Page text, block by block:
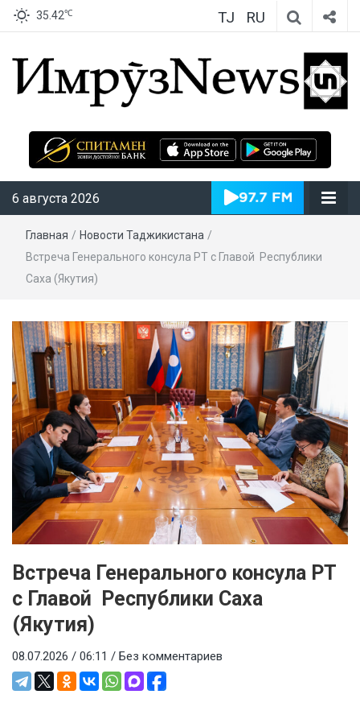
35.42℃ TJ RU
ИмрӯзNews
6 августа 2026
Главная / Новости Таджикистана /
Встреча Генерального консула РТ с Главой Республики
Саха (Якутия)
Встреча Генерального консула РТ
с Главой Республики Саха
(Якутия)
08.07.2026 / 06:11 / Без комментариев